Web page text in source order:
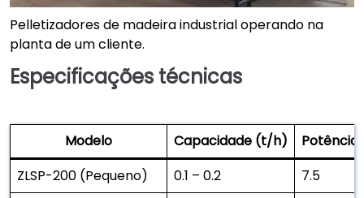
Pelletizadores de madeira industrial operando na
planta de um cliente.
Especificações técnicas
Modelo Capacidade (t/h)
Potência
ZLSP-200 (Pequeno)
0.1 – 0.2
7.5